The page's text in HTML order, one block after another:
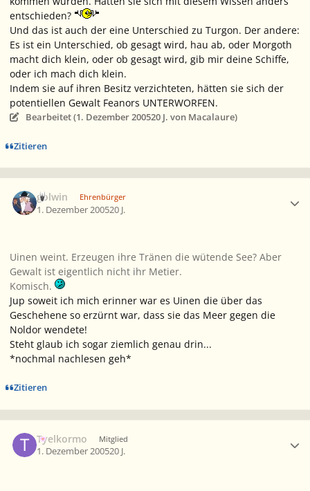
entschieden?
Und das ist auch der eine Unterschied zu Turgon. Der andere:
Es ist ein Unterschied, ob gesagt wird, hau ab, oder Morgoth
macht dich klein, oder ob gesagt wird, gib mir deine Schiffe,
oder ich mach dich klein.
Indem sie auf ihren Besitz verzichteten, hätten sie sich der
potentiellen Gewalt Feanors UNTERWORFEN.
Bearbeitet (1. Dezember 200520 J. von Macalaure)
Zitieren
golwin Ehrenbürger
1. Dezember 200520 J.
Uinen weint. Erzeugen ihre Tränen die wütende See? Aber
Gewalt ist eigentlich nicht ihr Metier.
Komisch.
Jup soweit ich mich erinner war es Uinen die über das
Geschehene so erzürnt war, dass sie das Meer gegen die
Noldor wendete!
Steht glaub ich sogar ziemlich genau drin...
*nochmal nachlesen geh*
Zitieren
Tyelkormo Mitglied
1. Dezember 200520 J.